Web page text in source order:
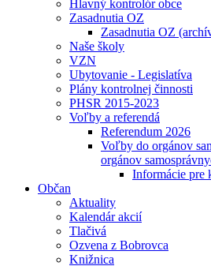
Hlavný kontrolór obce
Zasadnutia OZ
Zasadnutia OZ
Naše školy
VZN
Ubytovanie - Legislatíva
Plány kontrolnej činnosti
PHSR 2015-2023
Voľby a referendá
Referendum 2026
Voľby do orgánov
orgánov
Informácie pre
Občan
Aktuality
Kalendár akcií
Tlačivá
Ozvena z Bobrovca
Knižnica